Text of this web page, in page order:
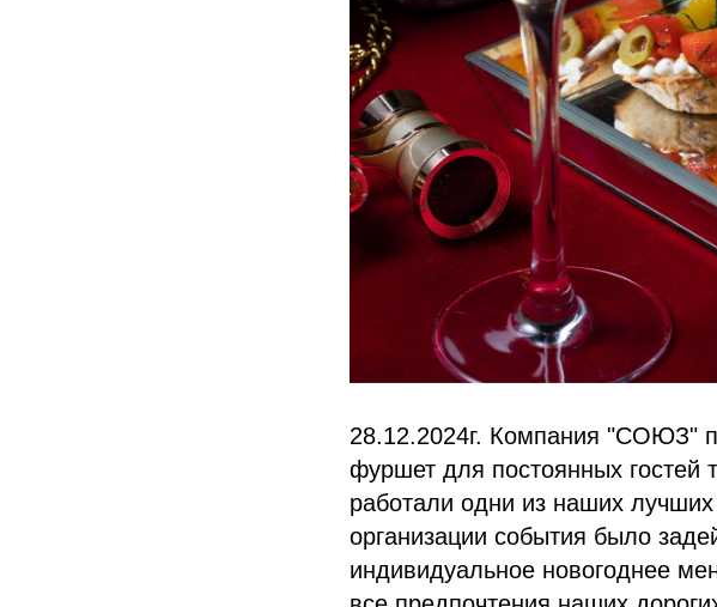
28.12.2024г. Компания "СОЮЗ"
фуршет для постоянных гостей
работали одни из наших
организации события было
индивидуальное новогоднее